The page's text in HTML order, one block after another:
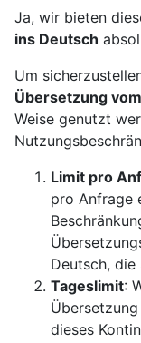
Ja, wir bieten
ins Deutsch
Um
Übersetzung
Weise genutzt
Limit pro
pro Anfrage
Deutsch, die
Tageslimit:
dieses